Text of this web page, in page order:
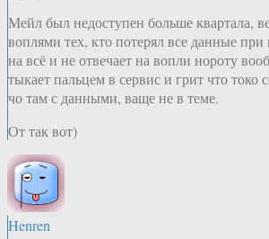
Мейл был недоступен больше квартала,
воплями тех, кто потерял все данные при
на всё и не отвечает на вопли нороту
тыкает пальцем в сервис и грит что токо
чо там с данными, ваще не в теме.
От так вот)
Henren